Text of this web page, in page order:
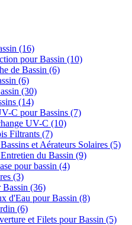
(16)
pour Bassin (10)
de Bassin (6)
(6)
(30)
(14)
C pour Bassins (7)
UV-C (10)
Filtrants (7)
et Aérateurs Solaires (5)
du Bassin (9)
pour bassin (4)
(3)
Bassin (36)
d'Eau pour Bassin (8)
(6)
et Filets pour Bassin (5)